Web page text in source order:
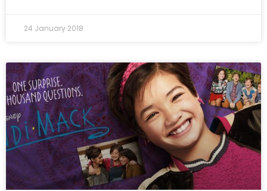
24 January 2018